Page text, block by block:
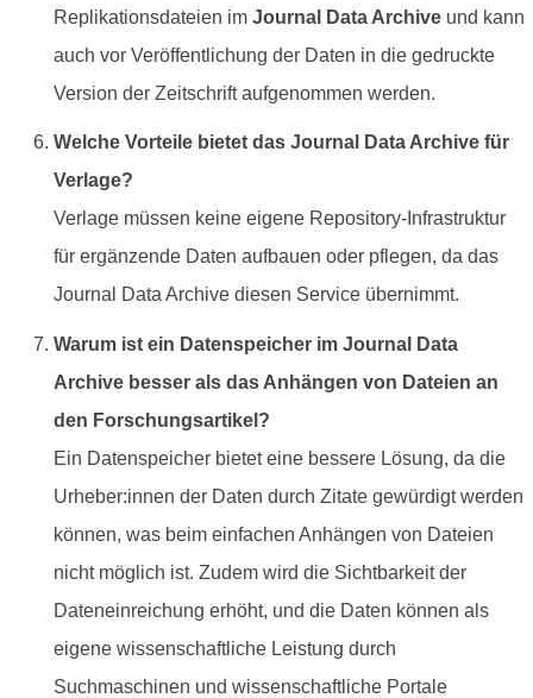
Replikationsdateien im Journal Data Archiveund kann
auch vor Veröffentlichung der Daten in die gedruckte
Version der Zeitschrift aufgenommen werden.
Welche Vorteile bietet das Journal Data Archive für
Verlage?
Verlage müssen keine eigene Repository-Infrastruktur
für ergänzende Daten aufbauen oder pflegen, da das
Journal Data Archive diesen Service übernimmt.
Warum ist ein Datenspeicher im Journal Data
Archive besser als das Anhängen von Dateien an
den Forschungsartikel?
Ein Datenspeicher bietet eine bessere Lösung, da die
Urheber:innen der Daten durch Zitate gewürdigt werden
können, was beim einfachen Anhängen von Dateien
nicht möglich ist. Zudem wird die Sichtbarkeit der
Dateneinreichung erhöht, und die Daten können als
eigene wissenschaftliche Leistung durch
Suchmaschinen und wissenschaftliche Portale